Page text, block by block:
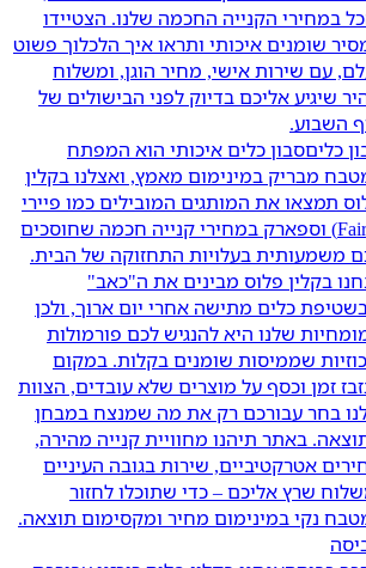
במחירי הקנייה החכמה שלנו. הצטיידו
שומנים איכותי ותראו איך הלכלוך פשוט
עם שירות אישי, מחיר הוגן, ומשלוח
שיגיע אליכם בדיוק לפני הבישולים של
השבוע.
כליםסבון כלים איכותי הוא המפתח
מבריק במינימום מאמץ, ואצלנו בקלין
תמצאו את המותגים המובילים כמו פיירי
(Fairy) וספארק במחירי קנייה חכמה שחוסכים
משמעותית בעלויות התחזוקה של הבית.
בקלין פלוס מבינים את ה"כאב"
כלים מתישה אחרי יום ארוך, ולכן
שלנו היא להנגיש לכם פורמולות
שממיסות שומנים בקלות. במקום
זמן וכסף על מוצרים שלא עובדים, הצוות
בחר עבורכם רק את מה שמנצח במבחן
באתר תיהנו מחוויית קנייה מהירה,
אטרקטיביים, שירות בגובה העיניים
שרץ אליכם – כדי שתוכלו לחזור
נקי במינימום מחיר ומקסימום תוצאה.